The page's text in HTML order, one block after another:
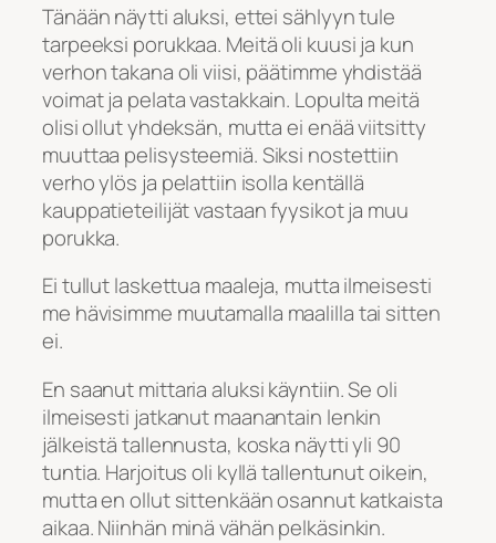
Tänään näytti aluksi, ettei sählyyn tule
tarpeeksi porukkaa. Meitä oli kuusi ja kun
verhon takana oli viisi, päätimme yhdistää
voimat ja pelata vastakkain. Lopulta meitä
olisi ollut yhdeksän, mutta ei enää viitsitty
muuttaa pelisysteemiä. Siksi nostettiin
verho ylös ja pelattiin isolla kentällä
kauppatieteilijät vastaan fyysikot ja muu
porukka.
Ei tullut laskettua maaleja, mutta ilmeisesti
me hävisimme muutamalla maalilla tai sitten
ei.
En saanut mittaria aluksi käyntiin. Se oli
ilmeisesti jatkanut maanantain lenkin
jälkeistä tallennusta, koska näytti yli 90
tuntia. Harjoitus oli kyllä tallentunut oikein,
mutta en ollut sittenkään osannut katkaista
aikaa. Niinhän minä vähän pelkäsinkin.